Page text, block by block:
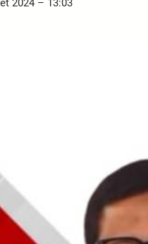
2024 – 13:03